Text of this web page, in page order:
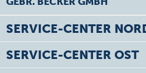
SERVICE-CENTER
SERVICE-CENTER OST